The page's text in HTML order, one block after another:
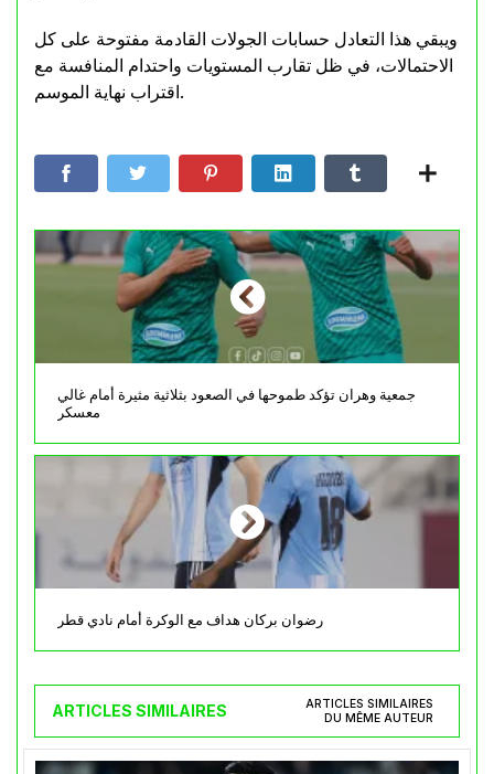
ويبقي هذا التعادل حسابات الجولات القادمة مفتوحة على كل
الاحتمالات، في ظل تقارب المستويات واحتدام المنافسة مع
اقتراب نهاية الموسم.
جمعية وهران تؤكد طموحها في الصعود بثلاثية مثيرة أمام غالي
معسكر
رضوان بركان هداف مع الوكرة أمام نادي قطر
ARTICLES SIMILAIRES
ARTICLES SIMILAIRES
DU MÊME AUTEUR